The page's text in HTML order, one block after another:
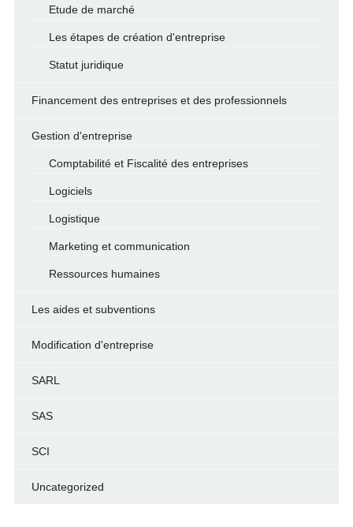
Etude de marché
Les étapes de création d'entreprise
Statut juridique
Financement des entreprises et des professionnels
Gestion d'entreprise
Comptabilité et Fiscalité des entreprises
Logiciels
Logistique
Marketing et communication
Ressources humaines
Les aides et subventions
Modification d'entreprise
SARL
SAS
SCI
Uncategorized